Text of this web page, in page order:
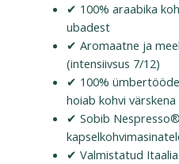
✔ 100% araabika
ubadest
✔ Aromaatne ja
(intensiivsus 7/12)
✔ 100%
hoiab kohvi värskena
✔ Sobib
✔ Valmistatud